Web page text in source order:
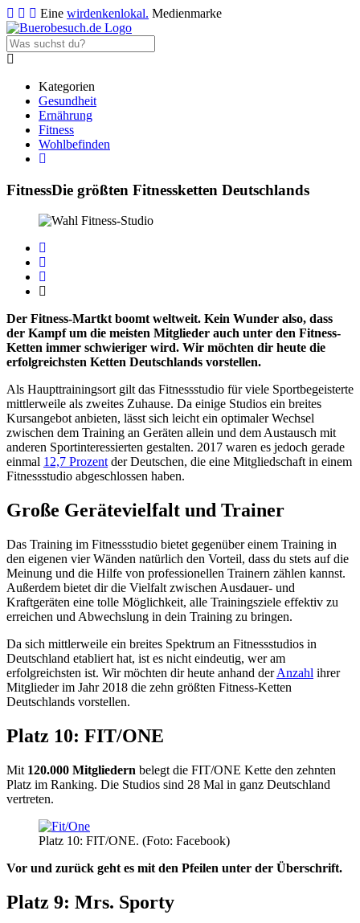
Eine wirdenkenlokal. Medienmarke
Kategorien
Gesundheit
Ernährung
Fitness
Wohlbefinden
FitnessDie größten Fitnessketten Deutschlands
Der Fitness-Martkt boomt weltweit. Kein Wunder also, dass
der Kampf um die meisten Mitglieder auch unter den Fitness-
Ketten immer schwieriger wird. Wir möchten dir heute die
erfolgreichsten Ketten Deutschlands vorstellen.
Als Haupttrainingsort gilt das Fitnessstudio für viele Sportbegeisterte
mittlerweile als zweites Zuhause. Da einige Studios ein breites
Kursangebot anbieten, lässt sich leicht ein optimaler Wechsel
zwischen dem Training an Geräten allein und dem Austausch mit
anderen Sportinteressierten gestalten. 2017 waren es jedoch gerade
einmal 12,7 Prozentder Deutschen, die eine Mitgliedschaft in einem
Fitnessstudio abgeschlossen haben.
Große Gerätevielfalt und Trainer
Das Training im Fitnessstudio bietet gegenüber einem Training in
den eigenen vier Wänden natürlich den Vorteil, dass du stets auf die
Meinung und die Hilfe von professionellen Trainern zählen kannst.
Außerdem bietet dir die Vielfalt zwischen Ausdauer- und
Kraftgeräten eine tolle Möglichkeit, alle Trainingsziele effektiv zu
erreichen und Abwechslung in dein Training zu bringen.
Da sich mittlerweile ein breites Spektrum an Fitnessstudios in
Deutschland etabliert hat, ist es nicht eindeutig, wer am
erfolgreichsten ist. Wir möchten dir heute anhand derAnzahl ihrer
Mitglieder im Jahr 2018 die zehn größten Fitness-Ketten
Deutschlands vorstellen.
Platz 10: FIT/ONE
Mit 120.000 Mitgliedern belegt die FIT/ONE Kette den zehnten
Platz im Ranking. Die Studios sind 28 Mal in ganz Deutschland
vertreten.
Platz 10: FIT/ONE. (Foto: Facebook)
Vor und zurück geht es mit den Pfeilen unter der Überschrift.
Platz 9: Mrs. Sporty